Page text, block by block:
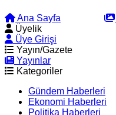
Ana Sayfa
Üyelik
Üye Girişi
Yayın/Gazete
Yayınlar
Kategoriler
Gündem Haberleri
Ekonomi Haberleri
Politika Haberleri